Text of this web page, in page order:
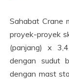
Sahabat Crane
proyek-proyek
(panjang) x
dengan sudut
dengan mast